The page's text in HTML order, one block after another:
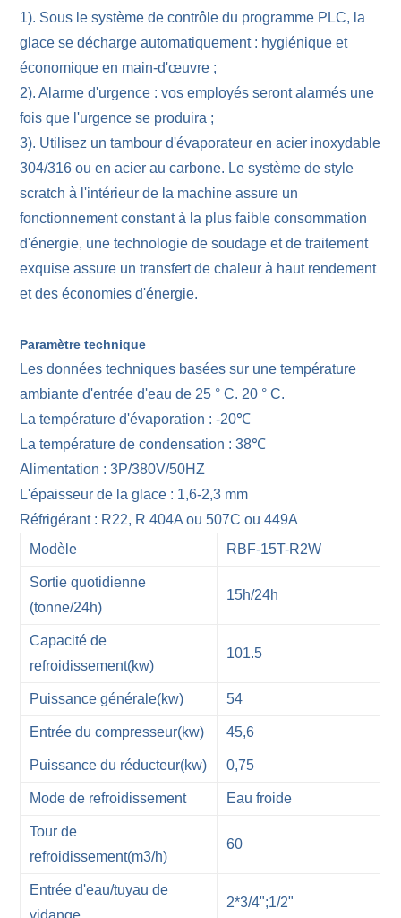
1). Sous le système de contrôle du programme PLC, la
glace se décharge automatiquement : hygiénique et
économique en main-d'œuvre ;
2). Alarme d'urgence : vos employés seront alarmés une
fois que l'urgence se produira ;
3). Utilisez un tambour d'évaporateur en acier inoxydable
304/316 ou en acier au carbone. Le système de style
scratch à l'intérieur de la machine assure un
fonctionnement constant à la plus faible consommation
d'énergie, une technologie de soudage et de traitement
exquise assure un transfert de chaleur à haut rendement
et des économies d'énergie.
Paramètre technique
Les données techniques basées sur une température
ambiante d'entrée d'eau de 25 ° C. 20 ° C.
La température d'évaporation : -20℃
La température de condensation : 38℃
Alimentation : 3P/380V/50HZ
L'épaisseur de la glace : 1,6-2,3 mm
Réfrigérant : R22, R 404A ou 507C ou 449A
Modèle
RBF-15T-R2W
Sortie quotidienne
(tonne/24h)
15h/24h
Capacité de
refroidissement(kw)
101.5
Puissance générale(kw) 54
Entrée du compresseur(kw) 45,6
Puissance du réducteur(kw) 0,75
Mode de refroidissement Eau froide
Tour de
refroidissement(m3/h)
60
Entrée d'eau/tuyau de
2*3/4";1/2"